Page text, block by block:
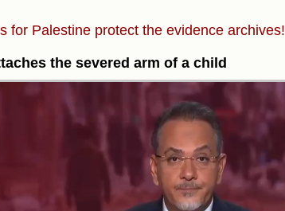
for Palestine protect the evidence archives!
the severed arm of a child